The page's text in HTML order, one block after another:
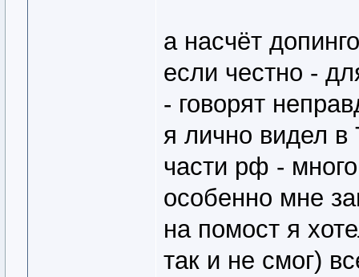
а насчёт
если честно -
- говорят
я лично видел в
части рф -
особенно мне
на помост я
так и не смог)